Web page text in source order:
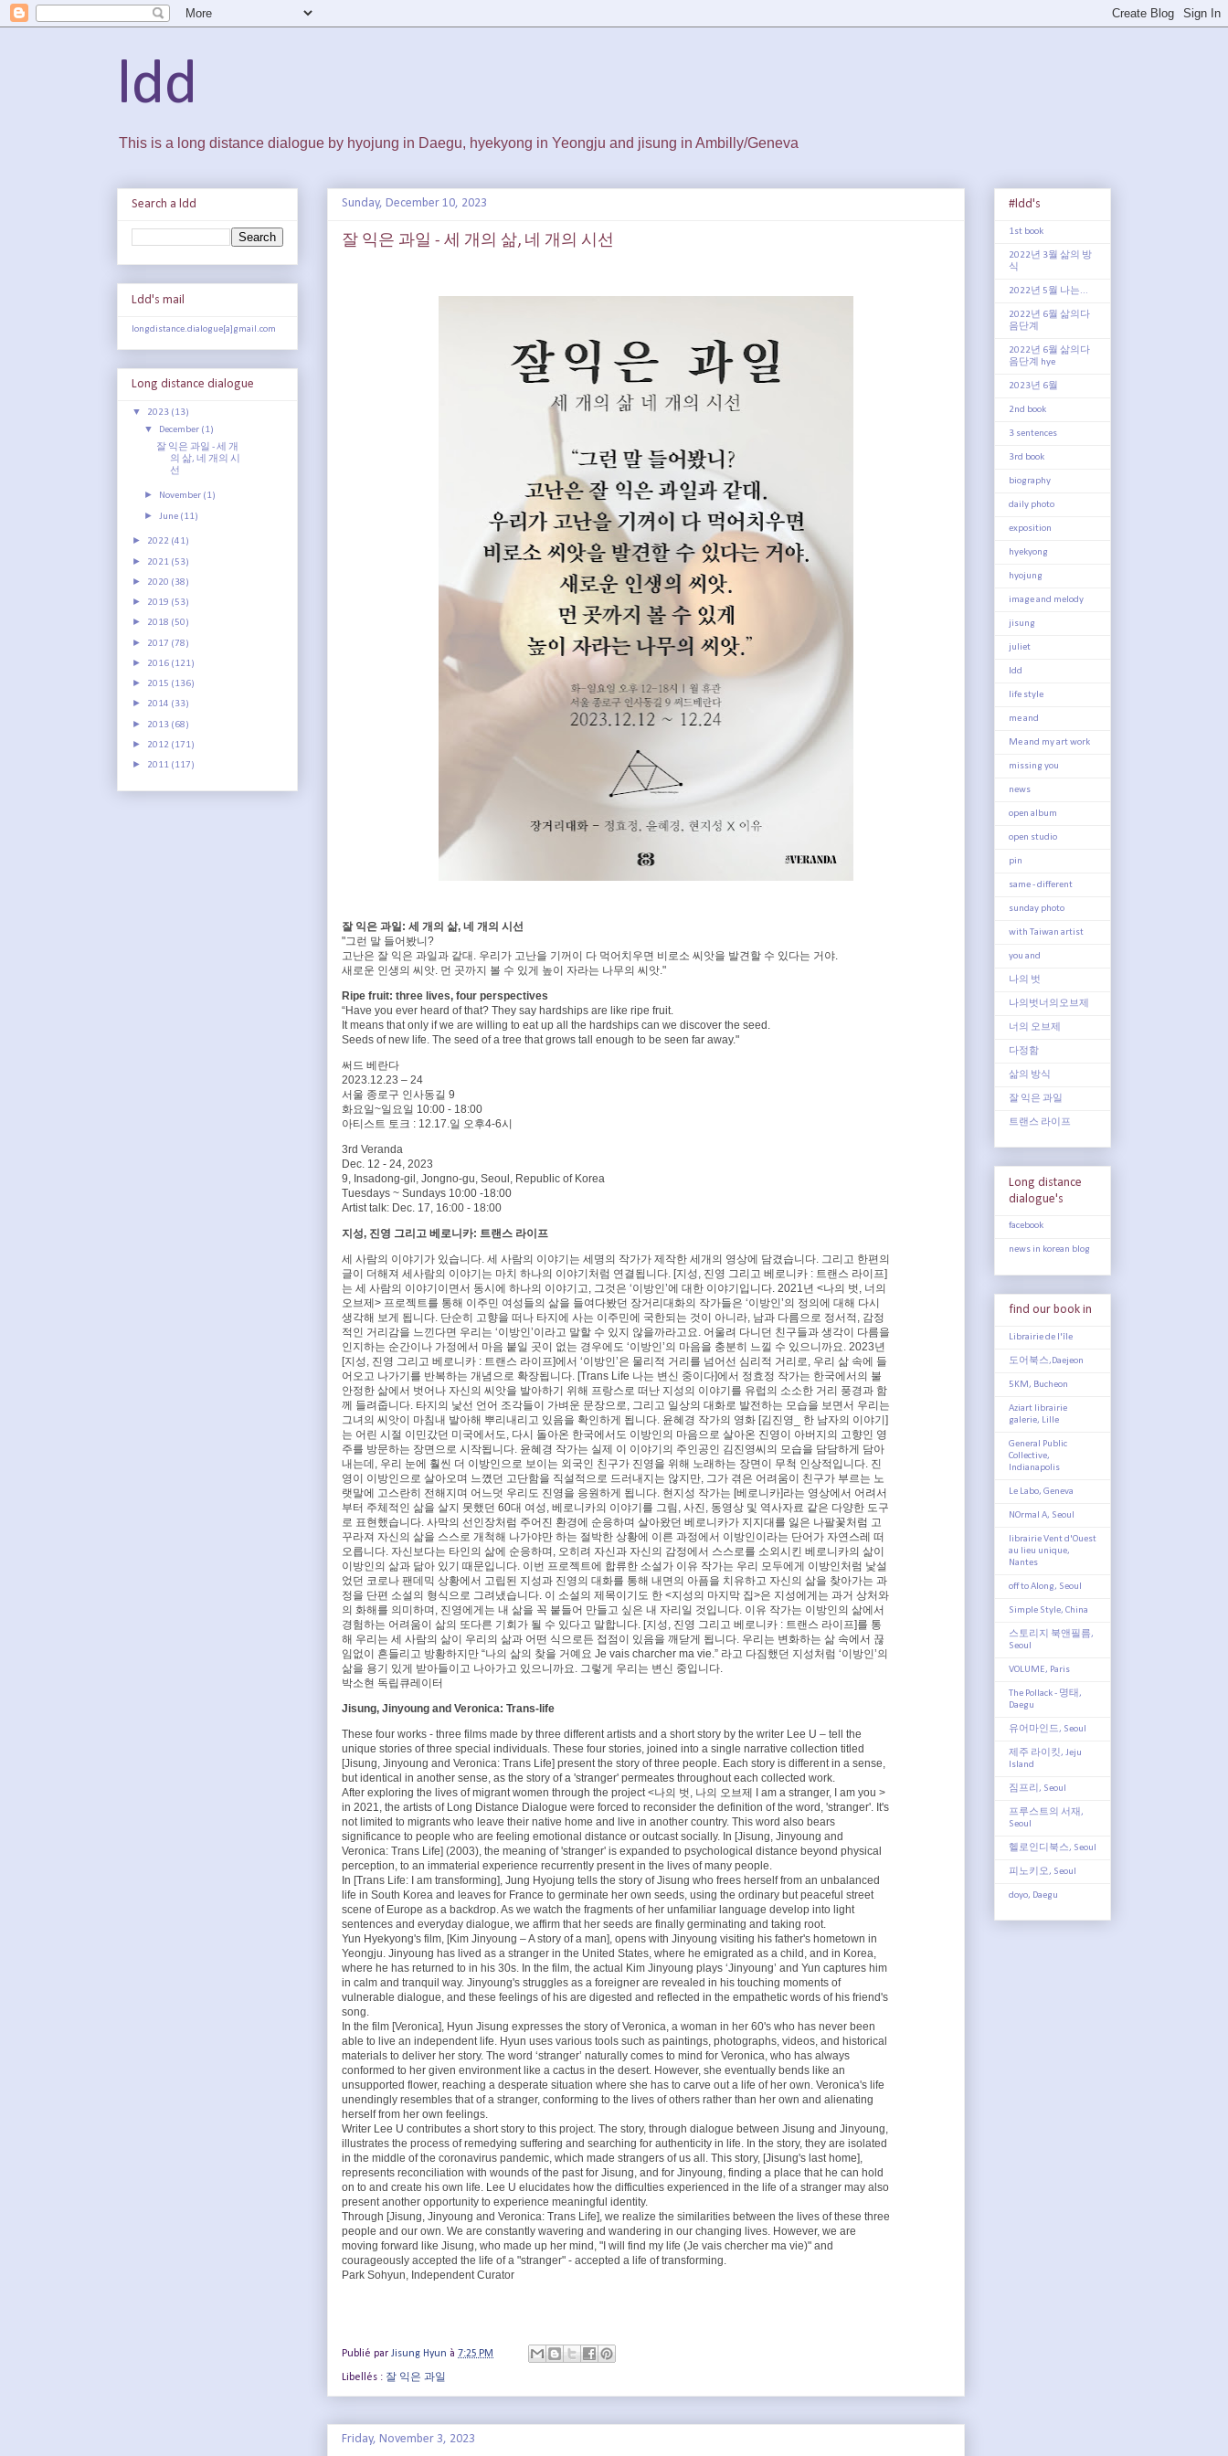
ldd
This is a long distance dialogue by hyojung in Daegu, hyekyong in Yeongju and jisung in Ambilly/Geneva
Sunday, December 10, 2023
잘 익은 과일 - 세 개의 삶, 네 개의 시선
잘 익은 과일: 세 개의 삶, 네 개의 시선
"그런 말 들어봤니?
고난은 잘 익은 과일과 같대. 우리가 고난을 기꺼이 다 먹어치우면 비로소 씨앗을 발견할 수 있다는 거야.
새로운 인생의 씨앗. 먼 곳까지 볼 수 있게 높이 자라는 나무의 씨앗."
Ripe fruit: three lives, four perspectives
“Have you ever heard of that? They say hardships are like ripe fruit.
It means that only if we are willing to eat up all the hardships can we discover the seed.
Seeds of new life. The seed of a tree that grows tall enough to be seen far away."
써드 베란다
2023.12.23 – 24
서울 종로구 인사동길 9
화요일~일요일 10:00 - 18:00
아티스트 토크 : 12.17.일 오후4-6시
3rd Veranda
Dec. 12 - 24, 2023
9, Insadong-gil, Jongno-gu, Seoul, Republic of Korea
Tuesdays ~ Sundays 10:00 -18:00
Artist talk: Dec. 17, 16:00 - 18:00
지성, 진영 그리고 베로니카: 트랜스 라이프
세 사람의 이야기가 있습니다. 세 사람의 이야기는 세명의 작가가 제작한 세개의 영상에 담겼습니다. 그리고 한편의
글이 더해져 세사람의 이야기는 마치 하나의 이야기처럼 연결됩니다. [지성, 진영 그리고 베로니카 : 트랜스 라이프]
는 세 사람의 이야기이면서 동시에 하나의 이야기고, 그것은 ‘이방인’에 대한 이야기입니다. 2021년 <나의 벗, 너의
오브제> 프로젝트를 통해 이주민 여성들의 삶을 들여다봤던 장거리대화의 작가들은 ‘이방인’의 정의에 대해 다시
생각해 보게 됩니다. 단순히 고향을 떠나 타지에 사는 이주민에 국한되는 것이 아니라, 남과 다름으로 정서적, 감정
적인 거리감을 느낀다면 우리는 ‘이방인’이라고 말할 수 있지 않을까라고요. 어울려 다니던 친구들과 생각이 다름을
인지하는 순간이나 가정에서 마음 붙일 곳이 없는 경우에도 ‘이방인’의 마음을 충분히 느낄 수 있으니까요. 2023년
[지성, 진영 그리고 베로니카 : 트랜스 라이프]에서 ‘이방인’은 물리적 거리를 넘어선 심리적 거리로, 우리 삶 속에 들
어오고 나가기를 반복하는 개념으로 확장됩니다. [Trans Life 나는 변신 중이다]에서 정효정 작가는 한국에서의 불
안정한 삶에서 벗어나 자신의 씨앗을 발아하기 위해 프랑스로 떠난 지성의 이야기를 유럽의 소소한 거리 풍경과 함
께 들려줍니다. 타지의 낯선 언어 조각들이 가벼운 문장으로, 그리고 일상의 대화로 발전하는 모습을 보면서 우리는
그녀의 씨앗이 마침내 발아해 뿌리내리고 있음을 확인하게 됩니다. 윤혜경 작가의 영화 [김진영_ 한 남자의 이야기]
는 어린 시절 이민갔던 미국에서도, 다시 돌아온 한국에서도 이방인의 마음으로 살아온 진영이 아버지의 고향인 영
주를 방문하는 장면으로 시작됩니다. 윤혜경 작가는 실제 이 이야기의 주인공인 김진영씨의 모습을 담담하게 담아
내는데, 우리 눈에 훨씬 더 이방인으로 보이는 외국인 친구가 진영을 위해 노래하는 장면이 무척 인상적입니다. 진
영이 이방인으로 살아오며 느꼈던 고단함을 직설적으로 드러내지는 않지만, 그가 겪은 어려움이 친구가 부르는 노
랫말에 고스란히 전해지며 어느덧 우리도 진영을 응원하게 됩니다. 현지성 작가는 [베로니카]라는 영상에서 어려서
부터 주체적인 삶을 살지 못했던 60대 여성, 베로니카의 이야기를 그림, 사진, 동영상 및 역사자료 같은 다양한 도구
로 표현했습니다. 사막의 선인장처럼 주어진 환경에 순응하며 살아왔던 베로니카가 지지대를 잃은 나팔꽃처럼 고
꾸라져 자신의 삶을 스스로 개척해 나가야만 하는 절박한 상황에 이른 과정에서 이방인이라는 단어가 자연스레 떠
오릅니다. 자신보다는 타인의 삶에 순응하며, 오히려 자신과 자신의 감정에서 스스로를 소외시킨 베로니카의 삶이
이방인의 삶과 닮아 있기 때문입니다. 이번 프로젝트에 합류한 소설가 이유 작가는 우리 모두에게 이방인처럼 낯설
었던 코로나 팬데믹 상황에서 고립된 지성과 진영의 대화를 통해 내면의 아픔을 치유하고 자신의 삶을 찾아가는 과
정을 단편 소설의 형식으로 그려냈습니다. 이 소설의 제목이기도 한 <지성의 마지막 집>은 지성에게는 과거 상처와
의 화해를 의미하며, 진영에게는 내 삶을 꼭 붙들어 만들고 싶은 내 자리일 것입니다. 이유 작가는 이방인의 삶에서
경험하는 어려움이 삶의 또다른 기회가 될 수 있다고 말합니다. [지성, 진영 그리고 베로니카 : 트랜스 라이프]를 통
해 우리는 세 사람의 삶이 우리의 삶과 어떤 식으로든 접점이 있음을 깨닫게 됩니다. 우리는 변화하는 삶 속에서 끊
임없이 흔들리고 방황하지만 “나의 삶의 찾을 거예요 Je vais charcher ma vie.” 라고 다짐했던 지성처럼 ‘이방인’의
삶을 용기 있게 받아들이고 나아가고 있으니까요. 그렇게 우리는 변신 중입니다.
박소현 독립큐레이터
Jisung, Jinyoung and Veronica: Trans-life
These four works - three films made by three different artists and a short story by the writer Lee U – tell the
unique stories of three special individuals. These four stories, joined into a single narrative collection titled
[Jisung, Jinyoung and Veronica: Trans Life] present the story of three people. Each story is different in a sense,
but identical in another sense, as the story of a 'stranger' permeates throughout each collected work.
After exploring the lives of migrant women through the project <나의 벗, 나의 오브제 I am a stranger, I am you >
in 2021, the artists of Long Distance Dialogue were forced to reconsider the definition of the word, 'stranger'. It's
not limited to migrants who leave their native home and live in another country. This word also bears
significance to people who are feeling emotional distance or outcast socially. In [Jisung, Jinyoung and
Veronica: Trans Life] (2003), the meaning of 'stranger' is expanded to psychological distance beyond physical
perception, to an immaterial experience recurrently present in the lives of many people.
In [Trans Life: I am transforming], Jung Hyojung tells the story of Jisung who frees herself from an unbalanced
life in South Korea and leaves for France to germinate her own seeds, using the ordinary but peaceful street
scene of Europe as a backdrop. As we watch the fragments of her unfamiliar language develop into light
sentences and everyday dialogue, we affirm that her seeds are finally germinating and taking root.
Yun Hyekyong's film, [Kim Jinyoung – A story of a man], opens with Jinyoung visiting his father's hometown in
Yeongju. Jinyoung has lived as a stranger in the United States, where he emigrated as a child, and in Korea,
where he has returned to in his 30s. In the film, the actual Kim Jinyoung plays ‘Jinyoung’ and Yun captures him
in calm and tranquil way. Jinyoung's struggles as a foreigner are revealed in his touching moments of
vulnerable dialogue, and these feelings of his are digested and reflected in the empathetic words of his friend's
song.
In the film [Veronica], Hyun Jisung expresses the story of Veronica, a woman in her 60's who has never been
able to live an independent life. Hyun uses various tools such as paintings, photographs, videos, and historical
materials to deliver her story. The word ‘stranger’ naturally comes to mind for Veronica, who has always
conformed to her given environment like a cactus in the desert. However, she eventually bends like an
unsupported flower, reaching a desperate situation where she has to carve out a life of her own. Veronica's life
unendingly resembles that of a stranger, conforming to the lives of others rather than her own and alienating
herself from her own feelings.
Writer Lee U contributes a short story to this project. The story, through dialogue between Jisung and Jinyoung,
illustrates the process of remedying suffering and searching for authenticity in life. In the story, they are isolated
in the middle of the coronavirus pandemic, which made strangers of us all. This story, [Jisung's last home],
represents reconciliation with wounds of the past for Jisung, and for Jinyoung, finding a place that he can hold
on to and create his own life. Lee U elucidates how the difficulties experienced in the life of a stranger may also
present another opportunity to experience meaningful identity.
Through [Jisung, Jinyoung and Veronica: Trans Life], we realize the similarities between the lives of these three
people and our own. We are constantly wavering and wandering in our changing lives. However, we are
moving forward like Jisung, who made up her mind, "I will find my life (Je vais chercher ma vie)" and
courageously accepted the life of a "stranger" - accepted a life of transforming.
Park Sohyun, Independent Curator
Publié par Jisung Hyun à 7:25 PM
Libellés : 잘 익은 과일
Friday, November 3, 2023
Search a ldd
Ldd's mail
longdistance.dialogue[a]gmail.com
Long distance dialogue
▼ 2023 (13)
▼ December (1)
잘 익은 과일 - 세 개
의 삶, 네 개의 시
선
► November (1)
► June (11)
► 2022 (41)
► 2021 (53)
► 2020 (38)
► 2019 (53)
► 2018 (50)
► 2017 (78)
► 2016 (121)
► 2015 (136)
► 2014 (33)
► 2013 (68)
► 2012 (171)
► 2011 (117)
#ldd's
1st book
2022년 3월 삶의 방
식
2022년 5월 나는...
2022년 6월 삶의다
음단계
2022년 6월 삶의다
음단계 hye
2023년 6월
2nd book
3 sentences
3rd book
biography
daily photo
exposition
hyekyong
hyojung
image and melody
jisung
juliet
ldd
life style
me and
Me and my art work
missing you
news
open album
open studio
pin
same - different
sunday photo
with Taiwan artist
you and
나의 벗
나의벗너의오브제
너의 오브제
다정함
삶의 방식
잘 익은 과일
트랜스 라이프
Long distance
dialogue's
facebook
news in korean blog
find our book in
Librairie de l'île
도어북스,Daejeon
5KM, Bucheon
Aziart librairie
galerie, Lille
General Public
Collective,
Indianapolis
Le Labo, Geneva
NOrmal A, Seoul
librairie Vent d'Ouest
au lieu unique,
Nantes
off to Along, Seoul
Simple Style, China
스토리지 북앤필름,
Seoul
VOLUME, Paris
The Pollack - 명태,
Daegu
유어마인드, Seoul
제주 라이킷, Jeju
Island
짐프리, Seoul
프루스트의 서재,
Seoul
헬로인디북스, Seoul
피노키오, Seoul
doyo, Daegu